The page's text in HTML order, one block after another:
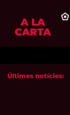
A LA
CARTA
Últimes notícies: